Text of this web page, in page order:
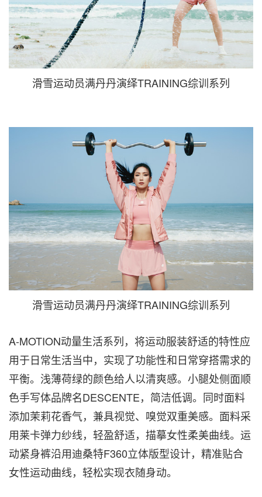
滑雪运动员满丹丹演绎TRAINING综训系列
滑雪运动员满丹丹演绎TRAINING综训系列
A-MOTION动量生活系列，将运动服装舒适的特性应
用于日常生活当中，实现了功能性和日常穿搭需求的
平衡。浅薄荷绿的颜色给人以清爽感。小腿处侧面顺
色手写体品牌名DESCENTE，简洁低调。同时面料
添加茉莉花香气，兼具视觉、嗅觉双重美感。面料采
用莱卡弹力纱线，轻盈舒适，描摹女性柔美曲线。运
动紧身裤沿用迪桑特F360立体版型设计，精准贴合
女性运动曲线，轻松实现衣随身动。